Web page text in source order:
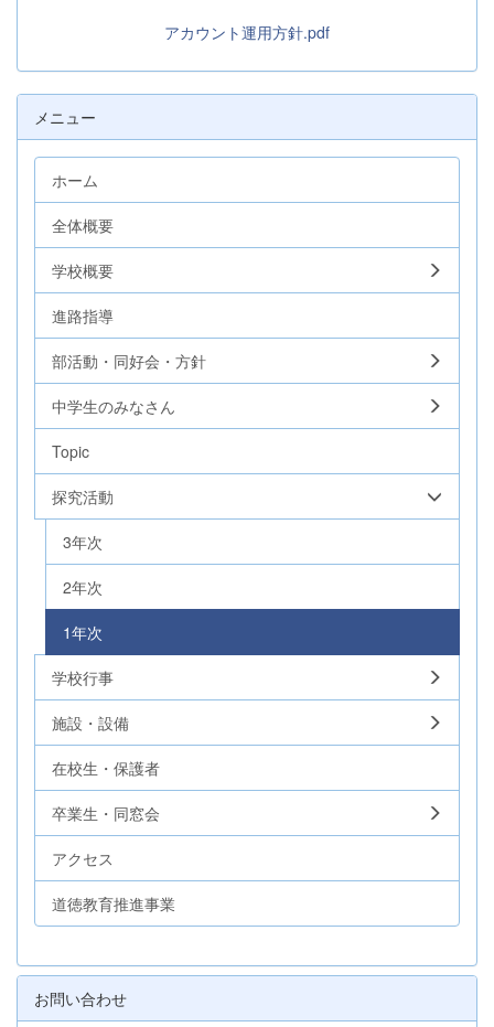
アカウント運用方針.pdf
メニュー
ホーム
全体概要
学校概要
進路指導
部活動・同好会・方針
中学生のみなさん
Topic
探究活動
3年次
2年次
1年次
学校行事
施設・設備
在校生・保護者
卒業生・同窓会
アクセス
道徳教育推進事業
お問い合わせ